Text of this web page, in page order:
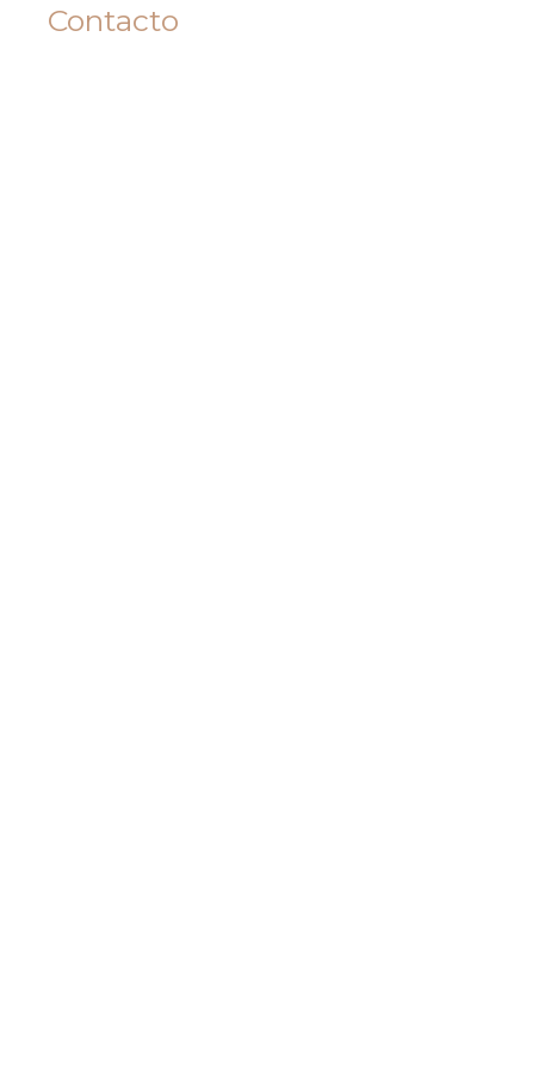
Contacto